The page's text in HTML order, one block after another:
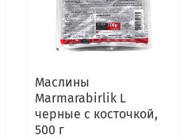
Маслины
Marmarabirlik L
черные с косточкой,
500 г